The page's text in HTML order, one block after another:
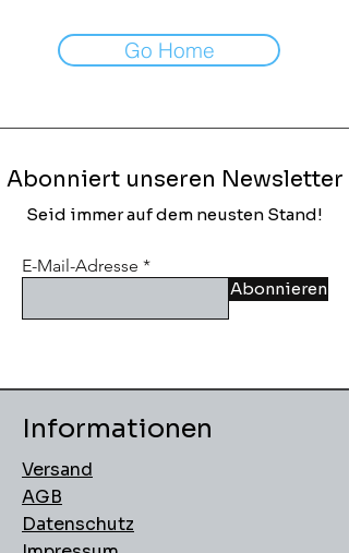
Go Home
Abonniert unseren Newsletter
Seid immer auf dem neusten Stand!
E-Mail-Adresse
Abonnieren
Informationen
Versand
AGB
Datenschutz